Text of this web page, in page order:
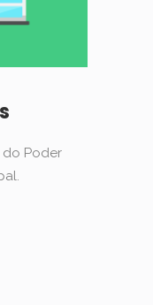
do Poder